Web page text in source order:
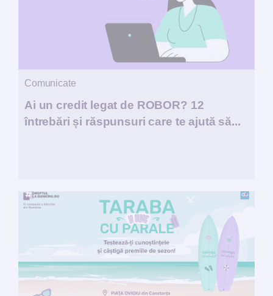
Comunicate
Ai un credit legat de ROBOR? 12
întrebări și răspunsuri care te ajută să...